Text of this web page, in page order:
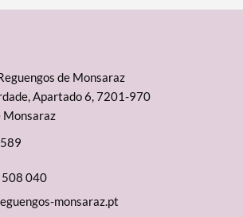
de Monsaraz
Apartado 6, 7201-970
Monsaraz
040
monsaraz.pt